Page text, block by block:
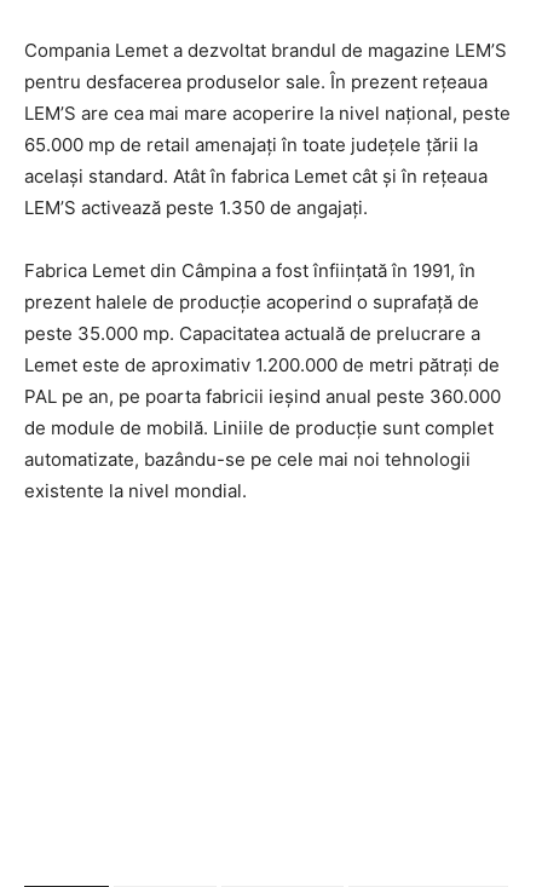
Compania Lemet a dezvoltat brandul de magazine LEM’S
pentru desfacerea produselor sale. În prezent reţeaua
LEM’S are cea mai mare acoperire la nivel naţional, peste
65.000 mp de retail amenajați în toate judeţele ţării la
acelaşi standard. Atât în fabrica Lemet cât şi în reţeaua
LEM’S activează peste 1.350 de angajaţi.
Fabrica Lemet din Câmpina a fost înfiinţată în 1991, în
prezent halele de producţie acoperind o suprafaţă de
peste 35.000 mp. Capacitatea actuală de prelucrare a
Lemet este de aproximativ 1.200.000 de metri pătraţi de
PAL pe an, pe poarta fabricii ieşind anual peste 360.000
de module de mobilă. Liniile de producţie sunt complet
automatizate, bazându-se pe cele mai noi tehnologii
existente la nivel mondial.